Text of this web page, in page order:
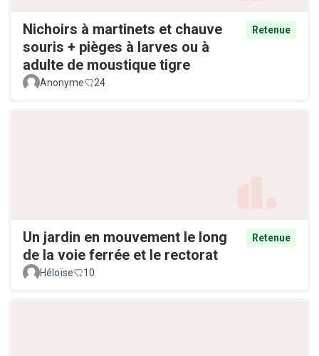
Nichoirs à martinets et chauve
souris + pièges à larves ou à
adulte de moustique tigre
Retenue
Anonyme 24
Un jardin en mouvement le long
de la voie ferrée et le rectorat
Retenue
Héloïse 10